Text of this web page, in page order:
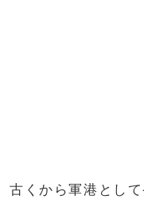
古くから軍港とし